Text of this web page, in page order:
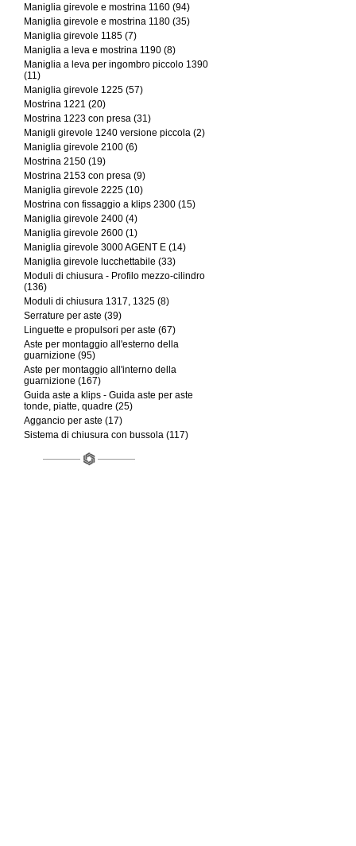
Maniglia girevole e mostrina 1160 (94)
Maniglia girevole e mostrina 1180 (35)
Maniglia girevole 1185 (7)
Maniglia a leva e mostrina 1190 (8)
Maniglia a leva per ingombro piccolo 1390
(11)
Maniglia girevole 1225 (57)
Mostrina 1221 (20)
Mostrina 1223 con presa (31)
Manigli girevole 1240 versione piccola (2)
Maniglia girevole 2100 (6)
Mostrina 2150 (19)
Mostrina 2153 con presa (9)
Maniglia girevole 2225 (10)
Mostrina con fissaggio a klips 2300 (15)
Maniglia girevole 2400 (4)
Maniglia girevole 2600 (1)
Maniglia girevole 3000 AGENT E (14)
Maniglia girevole lucchettabile (33)
Moduli di chiusura - Profilo mezzo-cilindro
(136)
Moduli di chiusura 1317, 1325 (8)
Serrature per aste (39)
Linguette e propulsori per aste (67)
Aste per montaggio all'esterno della
guarnizione (95)
Aste per montaggio all'interno della
guarnizione (167)
Guida aste a klips - Guida aste per aste
tonde, piatte, quadre (25)
Aggancio per aste (17)
Sistema di chiusura con bussola (117)